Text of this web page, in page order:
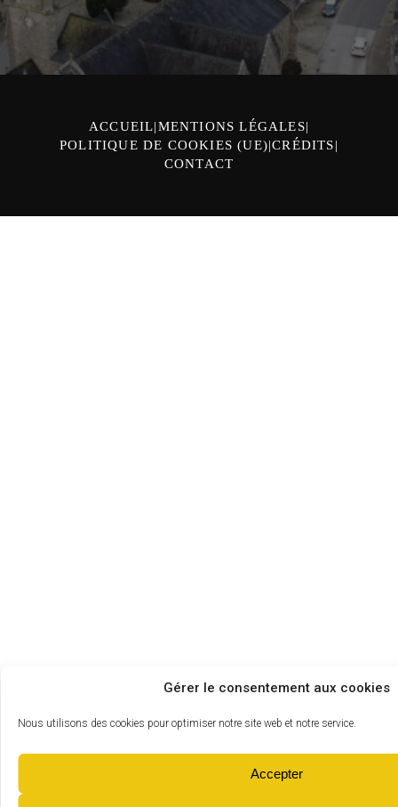
Gérer le consentement aux cookies
Nous utilisons des cookies pour optimiser notre site web et notre service.
Accepter
ACCUEIL MENTIONS LÉGALES
POLITIQUE DE COOKIES (UE) CRÉDITS
CONTACT